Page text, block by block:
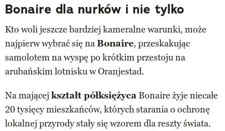
Bonaire dla nurków i nie tylko
Kto woli jeszcze bardziej kameralne warunki, może
najpierw wybrać się naBonaire, przeskakując
samolotem na wyspę po krótkim przestoju na
arubańskim lotnisku w Oranjestad.
Na mającej kształt półksiężycaBonaire żyje niecałe
20 tysięcy mieszkańców, których starania o ochronę
lokalnej przyrody stały się wzorem dla reszty świata.